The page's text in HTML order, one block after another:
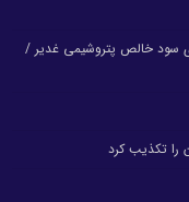
درآمد عملیاتی و رشد ۲۰۶ درصدی سود خالص پتروشیمی غدیر /
را تکذیب کرد